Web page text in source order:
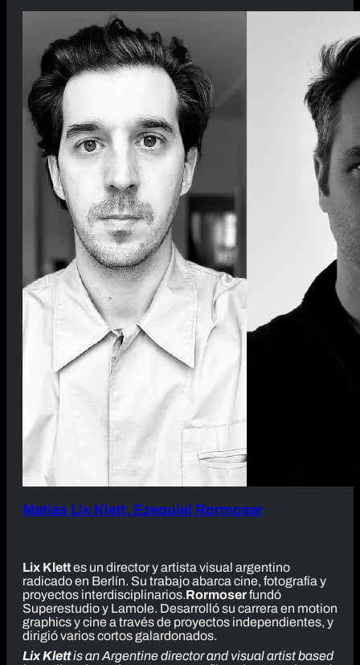
Matías Lix Klett, Ezequiel Rormoser
Lix Klettes un director y artista visual argentino
radicado en Berlín. Su trabajo abarca cine, fotografía y
proyectos interdisciplinarios.Rormoserfundó
Superestudio y Lamole. Desarrolló su carrera en motion
graphics y cine a través de proyectos independientes, y
dirigió varios cortos galardonados.
Lix Klettis an Argentine director and visual artist based